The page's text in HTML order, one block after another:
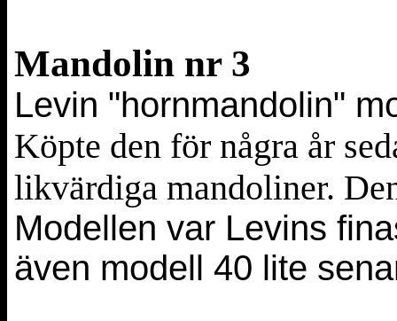
Mandolin nr 3
Levin "hornmandolin"
Köpte den för några år
likvärdiga mandoliner.
Modellen var Levins
även modell 40 lite